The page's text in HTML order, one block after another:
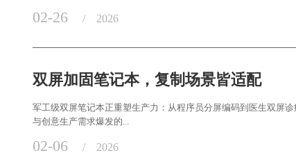
02-26 / 2026
双屏加固笔记本，复制场景皆适配
军工级双屏笔记本正重塑生产力：从程序员分屏编码到医生双屏
与创意生产需求爆发的...
02-06 / 2026